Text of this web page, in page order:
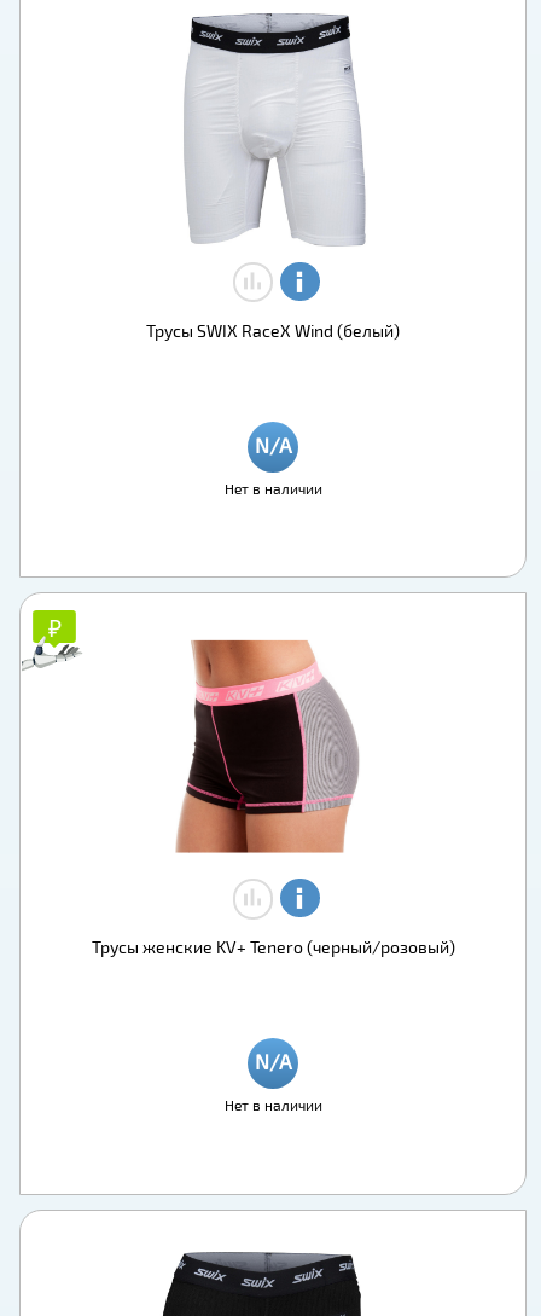
Трусы SWIX RaceX Wind (белый)
Нет в наличии
₽
₽
Трусы женские KV+ Tenero (черный/розовый)
Нет в наличии